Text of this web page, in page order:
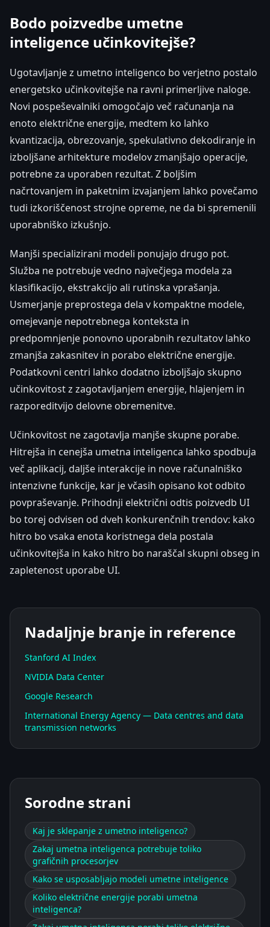
Bodo poizvedbe umetne
inteligence učinkovitejše?
Ugotavljanje z umetno inteligenco bo verjetno postalo
energetsko učinkovitejše na ravni primerljive naloge.
Novi pospeševalniki omogočajo več računanja na
enoto električne energije, medtem ko lahko
kvantizacija, obrezovanje, spekulativno dekodiranje in
izboljšane arhitekture modelov zmanjšajo operacije,
potrebne za uporaben rezultat. Z boljšim
načrtovanjem in paketnim izvajanjem lahko povečamo
tudi izkoriščenost strojne opreme, ne da bi spremenili
uporabniško izkušnjo.
Manjši specializirani modeli ponujajo drugo pot.
Služba ne potrebuje vedno največjega modela za
klasifikacijo, ekstrakcijo ali rutinska vprašanja.
Usmerjanje preprostega dela v kompaktne modele,
omejevanje nepotrebnega konteksta in
predpomnjenje ponovno uporabnih rezultatov lahko
zmanjša zakasnitev in porabo električne energije.
Podatkovni centri lahko dodatno izboljšajo skupno
učinkovitost z zagotavljanjem energije, hlajenjem in
razporeditvijo delovne obremenitve.
Učinkovitost ne zagotavlja manjše skupne porabe.
Hitrejša in cenejša umetna inteligenca lahko spodbuja
več aplikacij, daljše interakcije in nove računalniško
intenzivne funkcije, kar je včasih opisano kot odbito
povpraševanje. Prihodnji električni odtis poizvedb UI
bo torej odvisen od dveh konkurenčnih trendov: kako
hitro bo vsaka enota koristnega dela postala
učinkovitejša in kako hitro bo naraščal skupni obseg in
zapletenost uporabe UI.
Nadaljnje branje in reference
Stanford AI Index
NVIDIA Data Center
Google Research
International Energy Agency — Data centres and data
transmission networks
Sorodne strani
Kaj je sklepanje z umetno inteligenco?
Zakaj umetna inteligenca potrebuje toliko
grafičnih procesorjev
Kako se usposabljajo modeli umetne inteligence
Koliko električne energije porabi umetna
inteligenca?